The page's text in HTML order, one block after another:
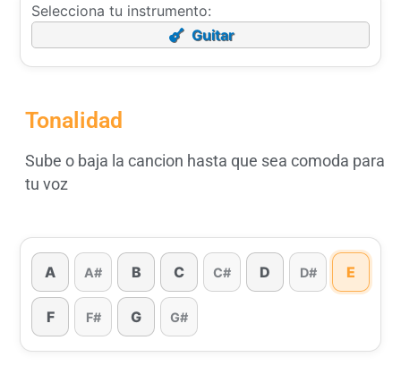
Selecciona tu instrumento:
Guitar
Tonalidad
Sube o baja la cancion hasta que sea comoda para
tu voz
A A# B C C# D D# E
F F# G G#